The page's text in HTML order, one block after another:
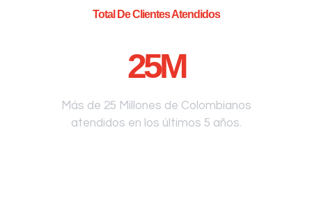
Total De Clientes Atendidos
25M
Más de 25 Millones de Colombianos
atendidos en los últimos 5 años.